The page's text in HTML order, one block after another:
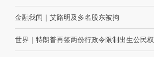
金融我闻 ｜ 艾路明及多名股东被拘
世界 ｜ 特朗普再签两份行政令限制出生公民权